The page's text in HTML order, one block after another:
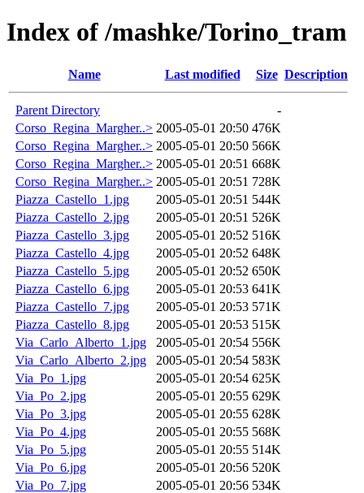
Index of /mashke/Torino_tram
Name Last modified Size Description
Parent Directory
-
Corso_Regina_Margher..> 2005-05-01 20:50 476K
Corso_Regina_Margher..> 2005-05-01 20:50 566K
Corso_Regina_Margher..> 2005-05-01 20:51 668K
Corso_Regina_Margher..> 2005-05-01 20:51 728K
Piazza_Castello_1.jpg
2005-05-01 20:51 544K
Piazza_Castello_2.jpg
2005-05-01 20:51 526K
Piazza_Castello_3.jpg
2005-05-01 20:52 516K
Piazza_Castello_4.jpg
2005-05-01 20:52 648K
Piazza_Castello_5.jpg
2005-05-01 20:52 650K
Piazza_Castello_6.jpg
2005-05-01 20:53 641K
Piazza_Castello_7.jpg
2005-05-01 20:53 571K
Piazza_Castello_8.jpg
2005-05-01 20:53 515K
Via_Carlo_Alberto_1.jpg
2005-05-01 20:54 556K
Via_Carlo_Alberto_2.jpg
2005-05-01 20:54 583K
Via_Po_1.jpg
2005-05-01 20:54 625K
Via_Po_2.jpg
2005-05-01 20:55 629K
Via_Po_3.jpg
2005-05-01 20:55 628K
Via_Po_4.jpg
2005-05-01 20:55 568K
Via_Po_5.jpg
2005-05-01 20:55 514K
Via_Po_6.jpg
2005-05-01 20:56 520K
Via_Po_7.jpg
2005-05-01 20:56 534K